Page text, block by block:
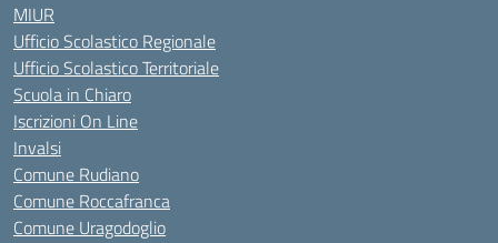
MIUR
Ufficio Scolastico Regionale
Ufficio Scolastico Territoriale
Scuola in Chiaro
Iscrizioni On Line
Invalsi
Comune Rudiano
Comune Roccafranca
Comune Uragodoglio